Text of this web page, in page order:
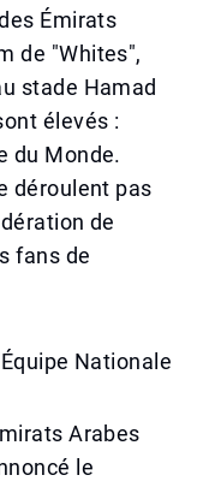
Émirats
de "Whites",
stade Hamad
élevés :
du Monde.
déroulent pas
de
fans de
Nationale
Arabes
le